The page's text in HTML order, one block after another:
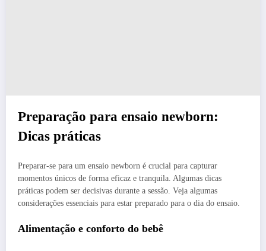
Preparação para ensaio newborn:
Dicas práticas
Preparar-se para um ensaio newborn é crucial para capturar
momentos únicos de forma eficaz e tranquila. Algumas dicas
práticas podem ser decisivas durante a sessão. Veja algumas
considerações essenciais para estar preparado para o dia do ensaio.
Alimentação e conforto do bebê